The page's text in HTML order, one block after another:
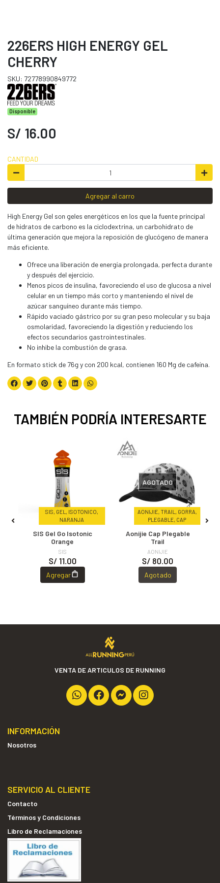
226ERS HIGH ENERGY GEL
CHERRY
SKU: 72778990849772
Disponible
S/ 16.00
CANTIDAD
Agregar al carro
High Energy Gel son geles energéticos en los que la fuente principal
de hidratos de carbono es la ciclodextrina, un carbohidrato de
última generación que mejora la reposición de glucógeno de manera
más eficiente.
Ofrece una liberación de energía prolongada, perfecta durante
y después del ejercicio.
Menos picos de insulina, favoreciendo el uso de glucosa a nivel
celular en un tiempo más corto y manteniendo el nivel de
azúcar sanguíneo durante más tiempo.
Rápido vaciado gástrico por su gran peso molecular y su baja
osmolaridad, favoreciendo la digestión y reduciendo los
efectos secundarios gastrointestinales.
No inhibe la combustión de grasa.
En formato stick de 76g y con 200 kcal, contienen 160 Mg de cafeína.
TAMBIÉN PODRÍA INTERESARTE
SIS, GEL, ISOTONICO,
NARANJA
SIS Gel Go Isotonic
Orange
SIS
S/ 11.00
Agregar
AONIJIE, TRAIL, GORRA,
PLEGABLE, CAP
AGOTADO
Aonijie Cap Plegable
Trail
AONIJIE
S/ 80.00
Agotado
VENTA DE ARTICULOS DE RUNNING
INFORMACIÓN
Nosotros
SERVICIO AL CLIENTE
Contacto
Términos y Condiciones
Libro de Reclamaciones